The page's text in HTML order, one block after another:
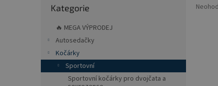
kategorie
Kategorie
🔥 MEGA VÝPRODEJ
Autosedačky
Kočárky
Sportovní
Sportovní kočárky pro dvojčata a